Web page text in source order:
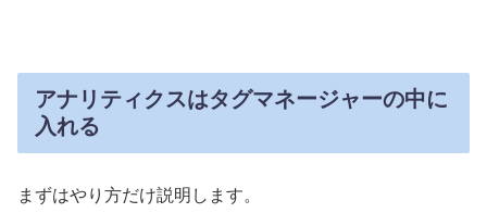
アナリティクスはタグマネージャーの中に
入れる
まずはやり方だけ説明します。